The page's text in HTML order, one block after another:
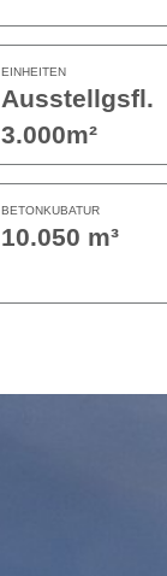
EINHEITEN
Ausstellgsfl.
3.000m²
BETONKUBATUR
10.050 m³